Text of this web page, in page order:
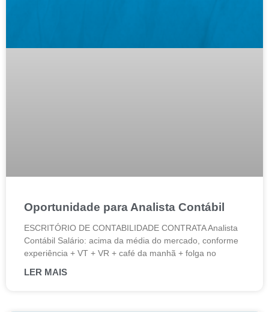
Oportunidade para Analista Contábil
ESCRITÓRIO DE CONTABILIDADE CONTRATA Analista
Contábil Salário: acima da média do mercado, conforme
experiência + VT + VR + café da manhã + folga no
LER MAIS